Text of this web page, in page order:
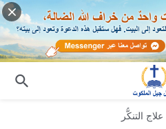
علاج التنكُّر